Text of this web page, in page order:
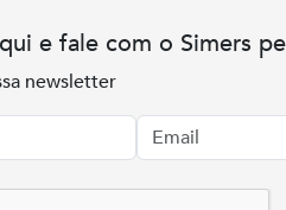
e fale com o Simers
newsletter